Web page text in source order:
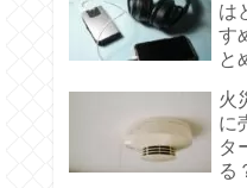
は
す
と
火
に
タ
る